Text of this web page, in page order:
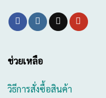
ช่วยเหลือ
วิธีการสั่งซื้อสินค้า